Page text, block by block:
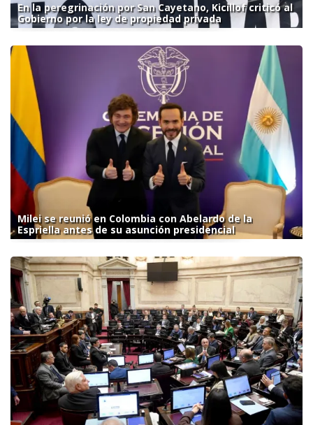
En la peregrinación por San Cayetano, Kicillof criticó al
Gobierno por la ley de propiedad privada
Milei se reunió en Colombia con Abelardo de la
Espriella antes de su asunción presidencial